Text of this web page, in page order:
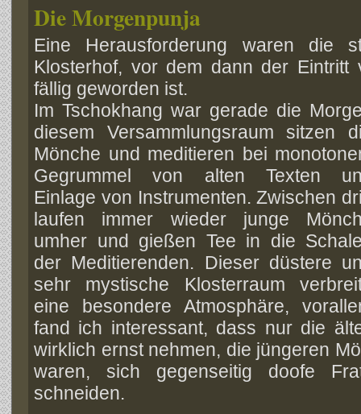
Die Morgenpunja
Eine Herausforderung waren die
Klosterhof, vor dem dann der
fällig geworden ist.
Im Tschokhang war gerade die
diesem Versammlungsraum sitzen
Mönche und meditieren bei
Gegrummel von alten Texten
Einlage von Instrumenten. Zwischen
laufen immer wieder junge
umher und gießen Tee in die
der Meditierenden. Dieser düstere
sehr mystische Klosterraum
eine besondere Atmosphäre,
fand ich interessant, dass nur die
wirklich ernst nehmen, die jüngeren
waren, sich gegenseitig doofe
schneiden.